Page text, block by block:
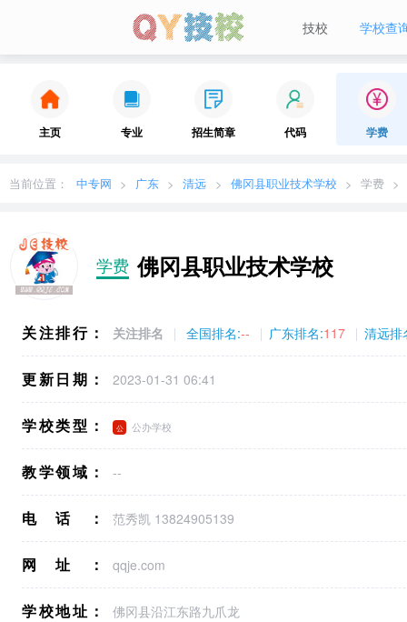
技校 学校查
主页 专业 招生简章 代码 学费
当前位置： 中专网 广东 清远 佛冈县职业技术学校 学费
学费 佛冈县职业技术学校
关注排行： 关注排名 全国排名:-- 广东排名:117 清远排
更新日期： 2023-01-31 06:41
学校类型： 公办学校
教学领域： --
电话： 范秀凯 13824905139
网址： qqje.com
学校地址： 佛冈县沿江东路九爪龙